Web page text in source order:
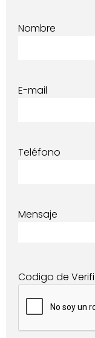
Nombre
E-mail
Teléfono
Mensaje
Codigo de